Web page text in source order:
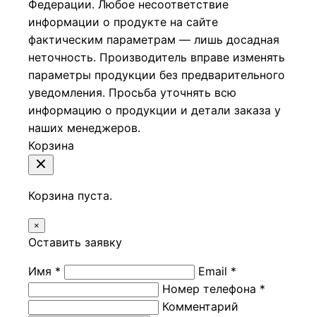
Федерации. Любое несоответствие
информации о продукте на сайте
фактическим параметрам — лишь досадная
неточность. Производитель вправе изменять
параметры продукции без предварительного
уведомления. Просьба уточнять всю
информацию о продукции и детали заказа у
наших менеджеров.
Корзина
Корзина пуста.
×
Оставить заявку
Имя *
Email *
Номер телефона *
Комментарий